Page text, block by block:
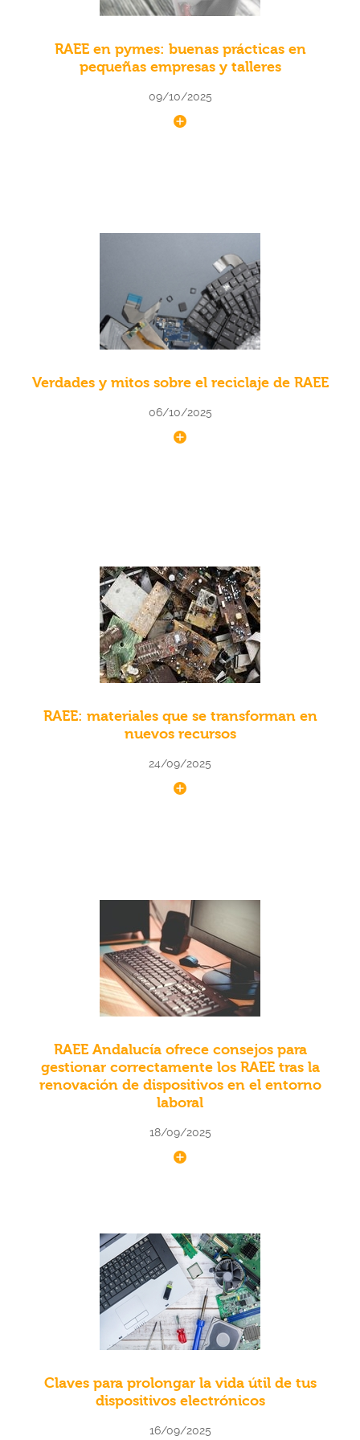
RAEE en pymes: buenas prácticas en
pequeñas empresas y talleres
09/10/2025
Verdades y mitos sobre el reciclaje de RAEE
06/10/2025
RAEE: materiales que se transforman en
nuevos recursos
24/09/2025
RAEE Andalucía ofrece consejos para
gestionar correctamente los RAEE tras la
renovación de dispositivos en el entorno
laboral
18/09/2025
Claves para prolongar la vida útil de tus
dispositivos electrónicos
16/09/2025